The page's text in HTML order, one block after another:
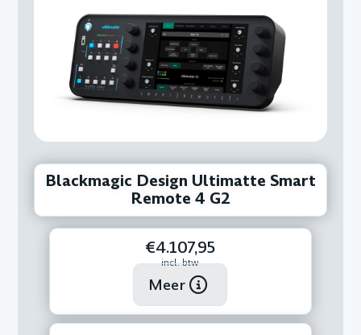
Blackmagic Design Ultimatte Smart
Remote 4 G2
€4.107,95
incl. btw
Meer